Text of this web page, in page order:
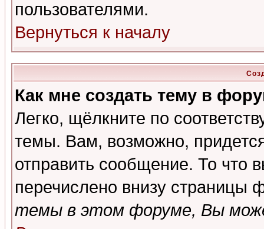
пользователями.
Вернуться к началу
Как мне создать тему в
Легко, щёлкните по
темы. Вам, возможно,
отправить сообщение. То что
перечислено внизу страницы
темы в этом форуме, Вы